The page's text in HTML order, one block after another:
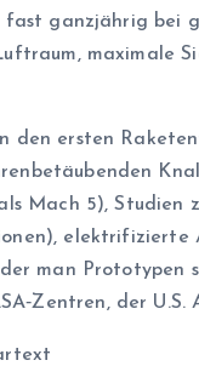
fast ganzjährig
maximale
den ersten
Mach 5),
elektrifizierte
man Prototypen
der U.S.